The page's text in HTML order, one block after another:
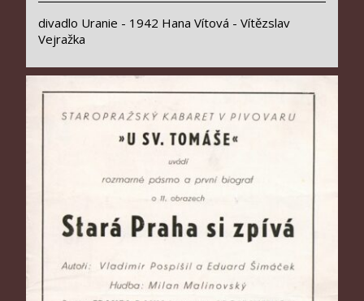
divadlo Uranie - 1942 Hana Vítová - Vítězslav
Vejražka